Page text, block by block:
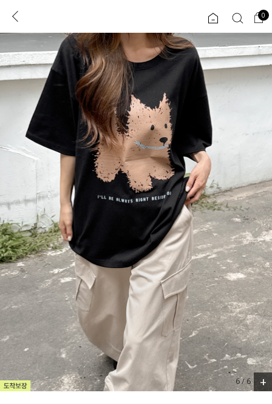
로그인 0
ENG
JP
콘텐츠 리뷰 & 혜택 플러스핏 회원혜택
CATEGORY COMMUNITY
도착보장⚡
인플루언서 pick!
신상 5%
베스트
MADE
세트할인 ~30%
하객룩
살안타템
110사이즈
ALL
익스클루시브
아우터
티셔츠
니트
블라우스
원피스
스커트
0
6/6 +